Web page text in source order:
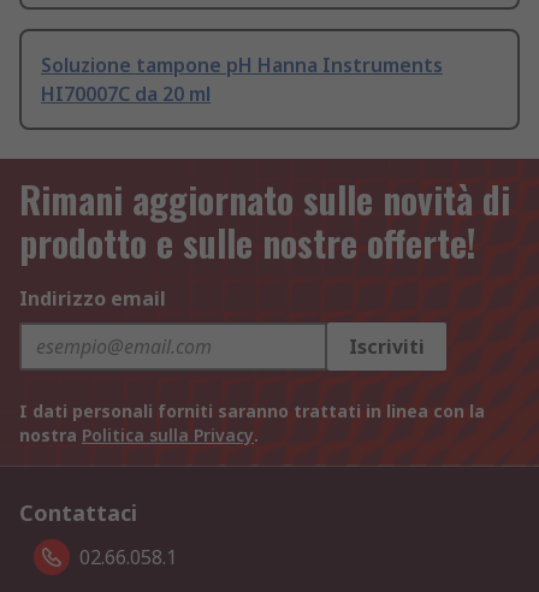
Soluzione tampone pH Hanna Instruments
HI70007C da 20 ml
Rimani aggiornato sulle novità di
prodotto e sulle nostre offerte!
Indirizzo email
Iscriviti
I dati personali forniti saranno trattati in linea con la
nostra Politica sulla Privacy.
Contattaci
02.66.058.1